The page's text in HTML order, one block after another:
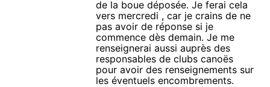
de la boue déposée. Je ferai cela
vers mercredi , car je crains de ne
pas avoir de réponse si je
commence dès demain. Je me
renseignerai aussi auprès des
responsables de clubs canoës
pour avoir des renseignements sur
les éventuels encombrements.